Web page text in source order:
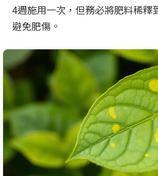
4週施用一次，但務必將肥料稀釋
避免肥傷。